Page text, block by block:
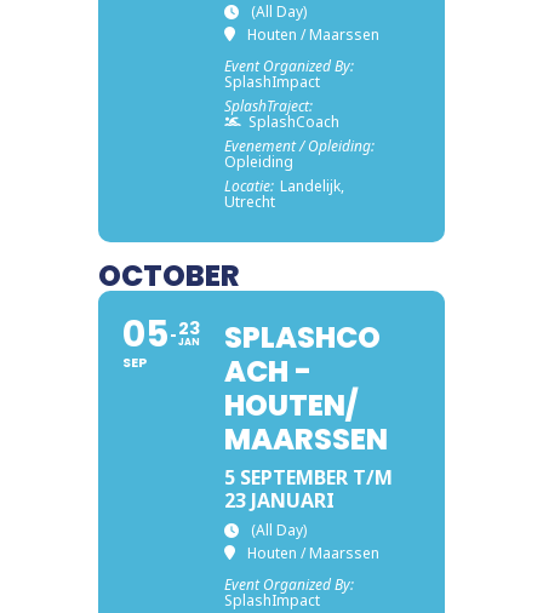
(All Day)
Houten / Maarssen
Event Organized By:
SplashImpact
SplashTraject:
SplashCoach
Evenement / Opleiding:
Opleiding
Locatie: Landelijk,
Utrecht
OCTOBER
05
SEP
23
JAN
SPLASHCO
ACH -
HOUTEN/
MAARSSEN
5 SEPTEMBER T/M
23 JANUARI
(All Day)
Houten / Maarssen
Event Organized By:
SplashImpact